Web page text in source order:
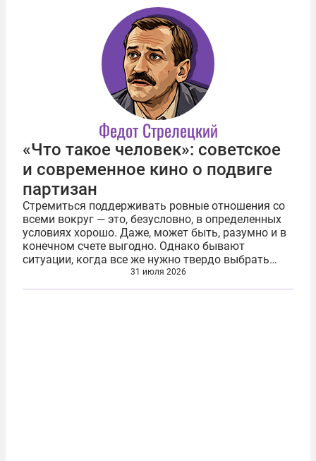
Федот Стрелецкий
«Что такое человек»: советское
и современное кино о подвиге
партизан
Стремиться поддерживать ровные отношения со
всеми вокруг — это, безусловно, в определенных
условиях хорошо. Даже, может быть, разумно и в
конечном счете выгодно. Однако бывают
ситуации, когда все же нужно твердо выбрать
сторону. Исходя из соображений не выгоды, а
совести. Возьмем вымышленный, но не...
31 июля 2026